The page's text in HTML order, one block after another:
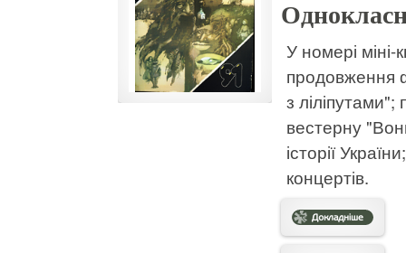
У номері
продовження
з
вестерну
історії
концертів.